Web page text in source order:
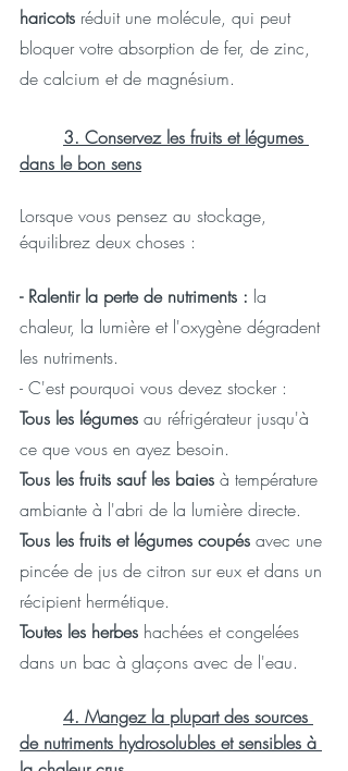
haricots réduit une molécule, qui peut
bloquer votre absorption de fer, de zinc,
de calcium et de magnésium.
3. Conservez les fruits et légumes
dans le bon sens
Lorsque vous pensez au stockage,
équilibrez deux choses :
- Ralentir la perte de nutriments : la
chaleur, la lumière et l'oxygène dégradent
les nutriments.
- C'est pourquoi vous devez stocker :
Tous les légumes au réfrigérateur jusqu'à
ce que vous en ayez besoin.
Tous les fruits sauf les baies à température
ambiante à l'abri de la lumière directe.
Tous les fruits et légumes coupés avec une
pincée de jus de citron sur eux et dans un
récipient hermétique.
Toutes les herbes hachées et congelées
dans un bac à glaçons avec de l'eau.
4. Mangez la plupart des sources
de nutriments hydrosolubles et sensibles à